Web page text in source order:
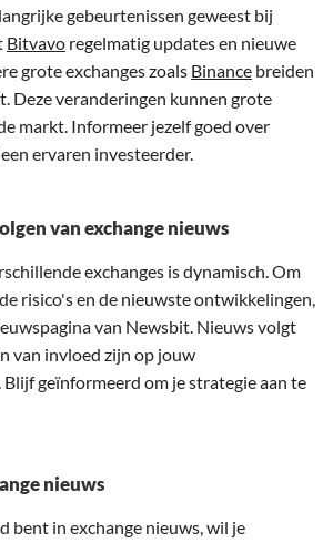
gebeurtenissen geweest bij
Bitvavo regelmatig updates en nieuwe
grote exchanges zoals Binance breiden
Deze veranderingen kunnen grote
markt. Informeer jezelf goed over
ervaren investeerder.
van exchange nieuws
exchanges is dynamisch. Om
risico's en de nieuwste ontwikkelingen,
van Newsbit. Nieuws volgt
van invloed zijn op jouw
Blijf geïnformeerd om je strategie aan te
nieuws
bent in exchange nieuws, wil je